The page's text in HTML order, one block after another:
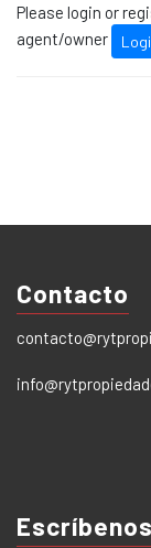
Please login or
agent/owner
Contacto